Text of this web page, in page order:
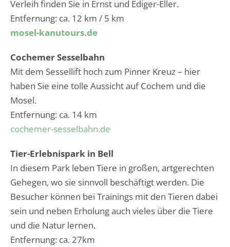
Verleih finden Sie in Ernst und Ediger-Eller.
Entfernung: ca. 12 km / 5 km
mosel-kanutours.de
Cochemer Sesselbahn
Mit dem Sessellift hoch zum Pinner Kreuz – hier
haben Sie eine tolle Aussicht auf Cochem und die
Mosel.
Entfernung: ca. 14 km
cochemer-sesselbahn.de
Tier-Erlebnispark in Bell
In diesem Park leben Tiere in großen, artgerechten
Gehegen, wo sie sinnvoll beschäftigt werden. Die
Besucher können bei Trainings mit den Tieren dabei
sein und neben Erholung auch vieles über die Tiere
und die Natur lernen.
Entfernung: ca. 27km